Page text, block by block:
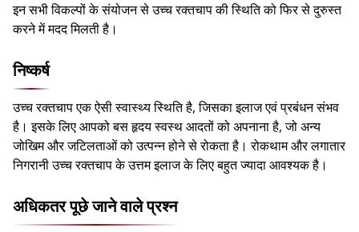
इन सभी विकल्पों के संयोजन से उच्च रक्तचाप की स्थिति को फिर से दुरुस्त
करने में मदद मिलती है।
निष्कर्ष
उच्च रक्तचाप एक ऐसी स्वास्थ्य स्थिति है, जिसका इलाज एवं प्रबंधन संभव
है। इसके लिए आपको बस हृदय स्वस्थ आदतों को अपनाना है, जो अन्य
जोखिम और जटिलताओं को उत्पन्न होने से रोकता है। रोकथाम और लगातार
निगरानी उच्च रक्तचाप के उत्तम इलाज के लिए बहुत ज्यादा आवश्यक है।
अधिकतर पूछे जाने वाले प्रश्न